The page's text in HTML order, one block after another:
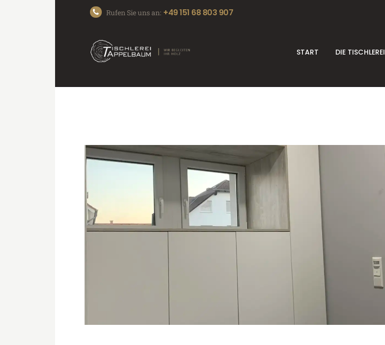
Rufen Sie uns an: +49 151 68 803 907
START DIE TISCHLEREI
REFERENZEN